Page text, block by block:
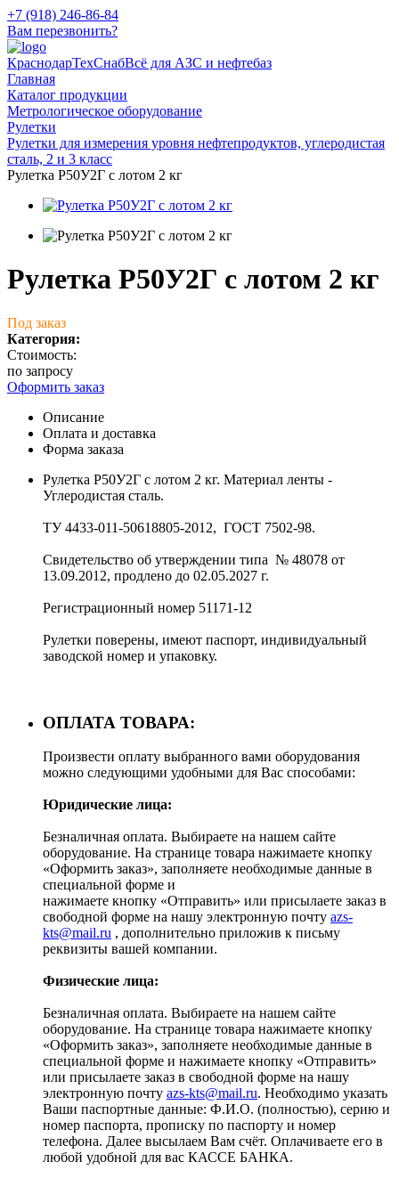
+7 (918) 246-86-84
Вам перезвонить?
КраснодарТехСнабВсё для АЗС и нефтебаз
Главная
Каталог продукции
Метрологическое оборудование
Рулетки
Рулетки для измерения уровня нефтепродуктов, углеродистая
сталь, 2 и 3 класс
Рулетка Р50У2Г с лотом 2 кг
Рулетка Р50У2Г с лотом 2 кг
Под заказ
Категория:
Стоимость:
по запросу
Оформить заказ
Описание
Оплата и доставка
Форма заказа
Рулетка Р50У2Г с лотом 2 кг. Материал ленты -
Углеродистая сталь.
ТУ 4433-011-50618805-2012, ГОСТ 7502-98.
Свидетельство об утверждении типа № 48078 от
13.09.2012, продлено до 02.05.2027 г.
Регистрационный номер 51171-12
Рулетки поверены, имеют паспорт, индивидуальный
заводской номер и упаковку.
ОПЛАТА ТОВАРА:
Произвести оплату выбранного вами оборудования
можно следующими удобными для Вас способами:
Юридические лица:
Безналичная оплата. Выбираете на нашем сайте
оборудование. На странице товара нажимаете кнопку
«Оформить заказ», заполняете необходимые данные в
специальной форме и
нажимаете кнопку «Отправить» или присылаете заказ в
свободной форме на нашу электронную почту azs-
kts@mail.ru , дополнительно приложив к письму
реквизиты вашей компании.
Физические лица:
Безналичная оплата. Выбираете на нашем сайте
оборудование. На странице товара нажимаете кнопку
«Оформить заказ», заполняете необходимые данные в
специальной форме и нажимаете кнопку «Отправить»
или присылаете заказ в свободной форме на нашу
электронную почту azs-kts@mail.ru. Необходимо указать
Ваши паспортные данные: Ф.И.О. (полностью), серию и
номер паспорта, прописку по паспорту и номер
телефона. Далее высылаем Вам счёт. Оплачиваете его в
любой удобной для вас КАССЕ БАНКА.